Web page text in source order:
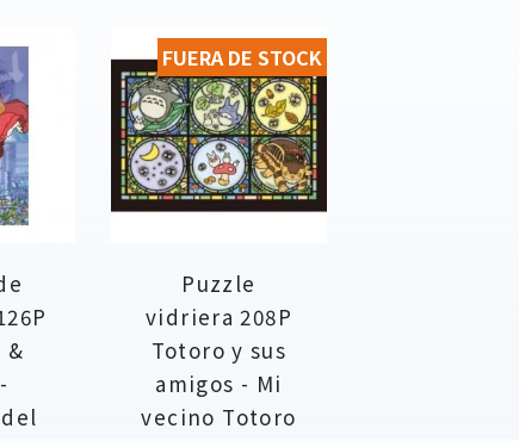
&
Puzzle
vidriera 208P
Totoro y sus
amigos - Mi
vecino Totoro
FUERA DE STOCK